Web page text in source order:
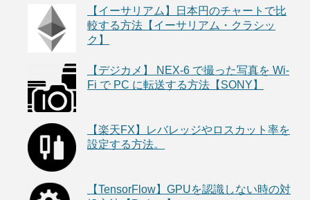
【イーサリアム】日本円のチャートで比
較する方法【イーサリアム・クラシッ
ク】
【デジカメ】 NEX-6 で撮った写真を Wi-
Fi で PC に転送する方法【SONY】
【楽天FX】レバレッジやロスカット率を
設定する方法。
【TensorFlow】GPUを認識しない時の対